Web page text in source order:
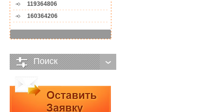
119364806
160364206
Поиск